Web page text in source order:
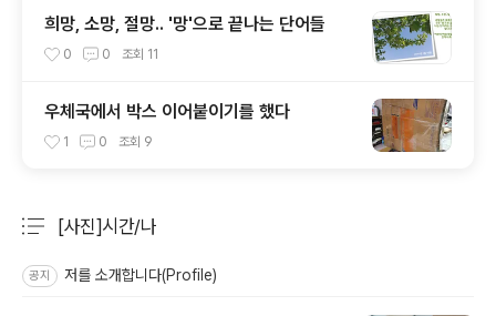
희망, 소망, 절망.. '망'으로 끝나는 단어들
0 0 조회 11
우체국에서 박스 이어붙이기를 했다
1 0 조회 9
[사진]시간/나
공지 저를 소개합니다(Profile)